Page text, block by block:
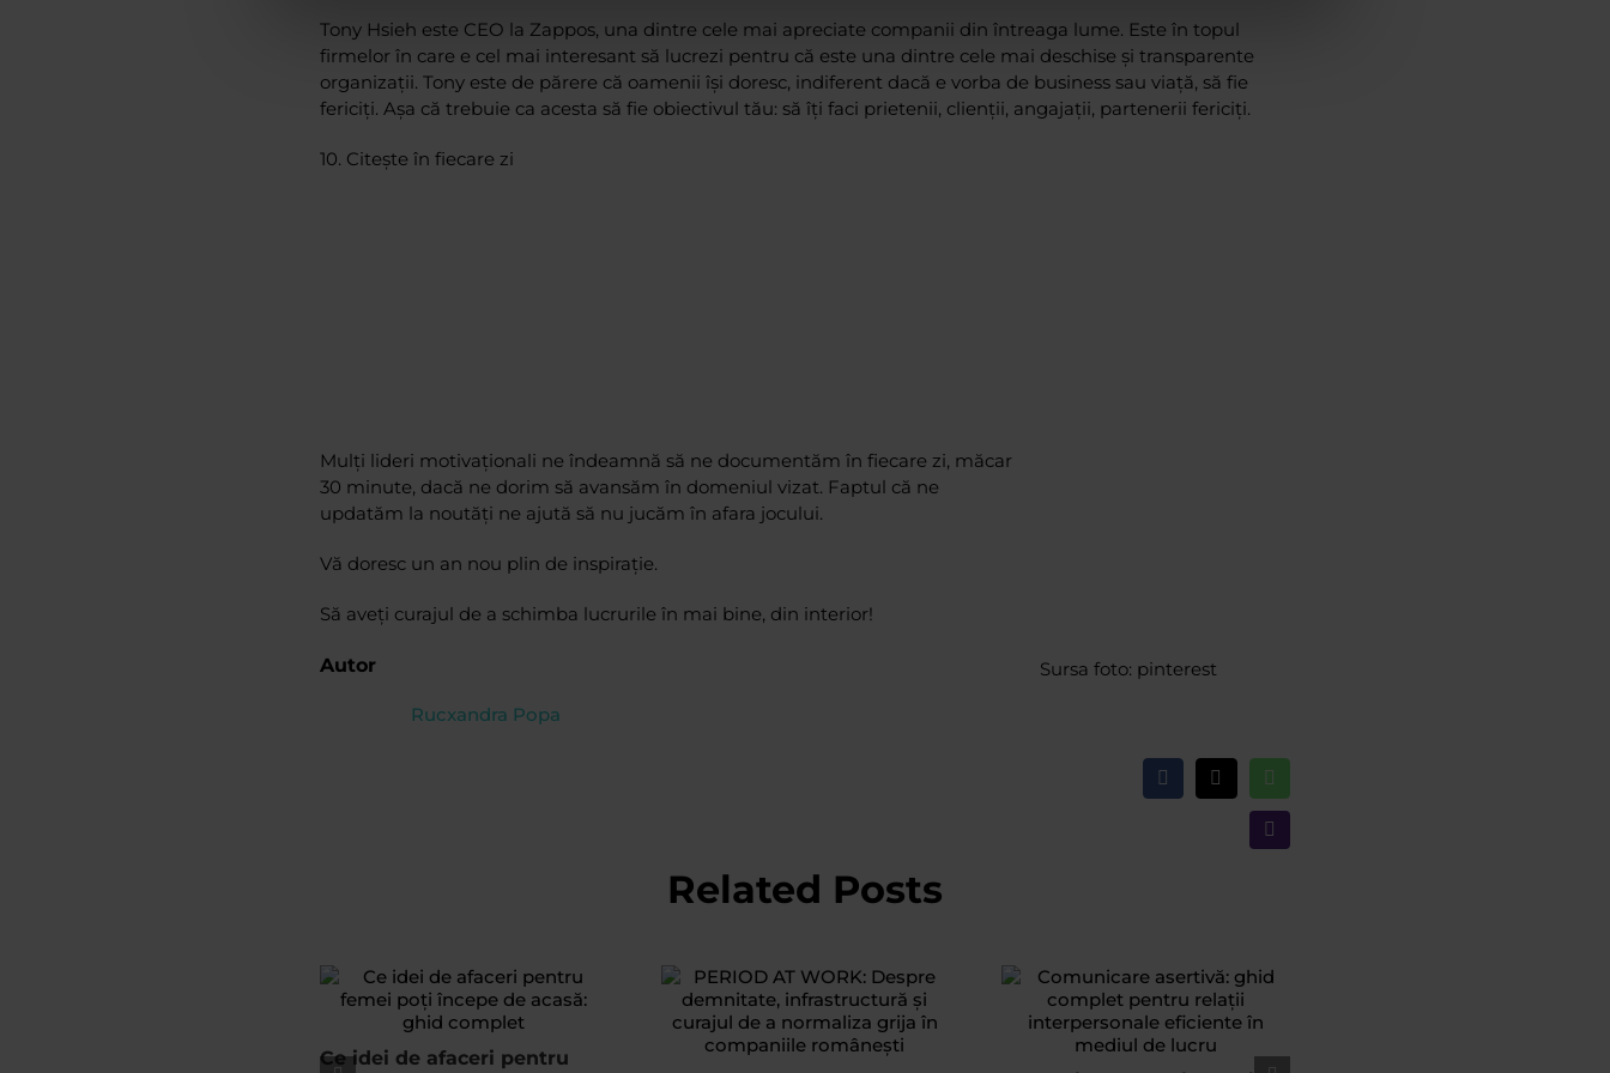
Tony Hsieh este CEO la Zappos, una dintre cele mai apreciate companii din întreaga lume. Este în topul
firmelor în care e cel mai interesant să lucrezi pentru că este una dintre cele mai deschise și transparente
organizaţii. Tony este de părere că oamenii îşi doresc, indiferent dacă e vorba de business sau viaţă, să fie
fericiţi. Aşa că trebuie ca acesta să fie obiectivul tău: să îţi faci prietenii, clienţii, angajaţii, partenerii fericiţi.
10. Citește în fiecare zi
Sursa foto: pinterest
Mulți lideri motivaționali ne îndeamnă să ne documentăm în fiecare zi, măcar
30 minute, dacă ne dorim să avansăm în domeniul vizat. Faptul că ne
updatăm la noutăți ne ajută să nu jucăm în afara jocului.
Vă doresc un an nou plin de inspirație.
Să aveți curajul de a schimba lucrurile în mai bine, din interior!
Autor
Rucxandra Popa
Facebook
X WhatsApp
Email
Related Posts
Ce idei de afaceri pentru